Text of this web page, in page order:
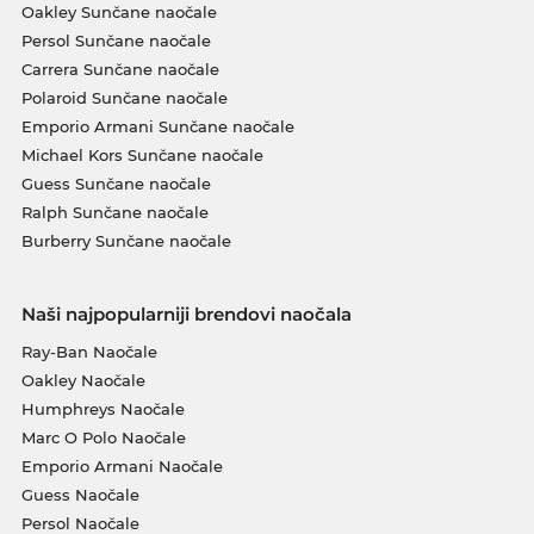
Oakley Sunčane naočale
Persol Sunčane naočale
Carrera Sunčane naočale
Polaroid Sunčane naočale
Emporio Armani Sunčane naočale
Michael Kors Sunčane naočale
Guess Sunčane naočale
Ralph Sunčane naočale
Burberry Sunčane naočale
Naši najpopularniji brendovi naočala
Ray-Ban Naočale
Oakley Naočale
Humphreys Naočale
Marc O Polo Naočale
Emporio Armani Naočale
Guess Naočale
Persol Naočale